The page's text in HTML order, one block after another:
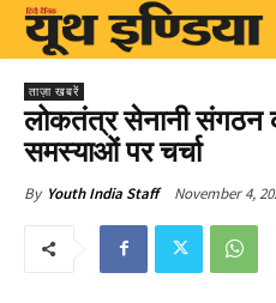
ताज़ा खबरें
लोकतंत्र सेनानी
समस्याओं पर चर्चा
By Youth India Staff November 4,